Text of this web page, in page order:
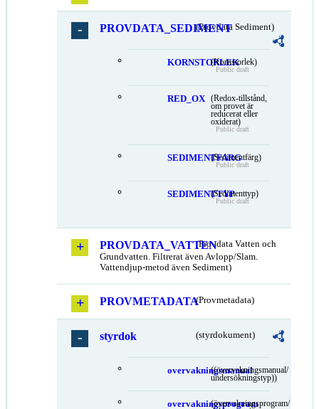
PROVDATA_SEDIMENT(Provdata Sediment)
KORNSTORLEK
(Kornstorlek)
Public draft
RED_OX
(Redox-tillstånd,
om provet är
reducerat eller
oxiderat)
Public draft
SEDIMENTFARG
(Sedimentfärg)
Public draft
SEDIMENTTYP(Sedimenttyp)
Public draft
PROVDATA_VATTEN(Provdata Vatten och
Grundvatten. Filtrerat även Avlopp/Slam.
Vattendjup-metod även Sediment)
PROVMETADATA(Provmetadata)
styrdok (styrdokument)
overvakningsmanual
((övervakningsmanual/
undersökningstyp))
overvakningsprogram
(övervakningsprogram/